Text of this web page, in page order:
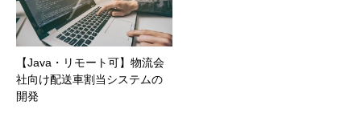
【Java・リモート可】物流会
社向け配送車割当システムの
開発